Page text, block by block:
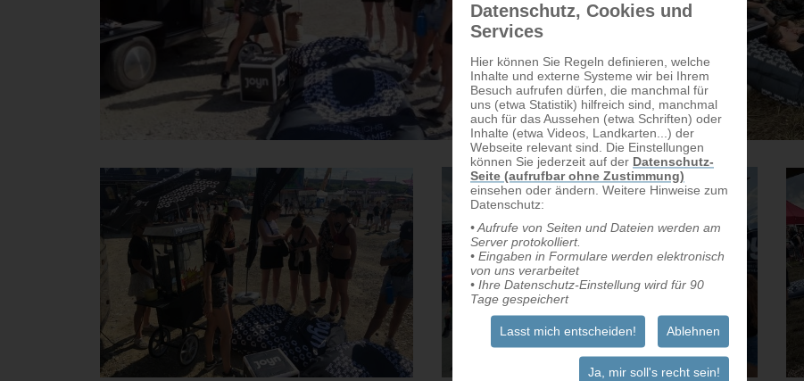
Datenschutz, Cookies und
Services
Hier können Sie Regeln definieren, welche
Inhalte und externe Systeme wir bei Ihrem
Besuch aufrufen dürfen, die manchmal für
uns (etwa Statistik) hilfreich sind, manchmal
auch für das Aussehen (etwa Schriften) oder
Inhalte (etwa Videos, Landkarten...) der
Webseite relevant sind. Die Einstellungen
können Sie jederzeit auf der Datenschutz-
Seite (aufrufbar ohne Zustimmung)
einsehen oder ändern. Weitere Hinweise zum
Datenschutz:
• Aufrufe von Seiten und Dateien werden am
Server protokolliert.
• Eingaben in Formulare werden elektronisch
von uns verarbeitet
• Ihre Datenschutz-Einstellung wird für 90
Tage gespeichert
Lasst mich entscheiden! Ablehnen
Ja, mir soll's recht sein!